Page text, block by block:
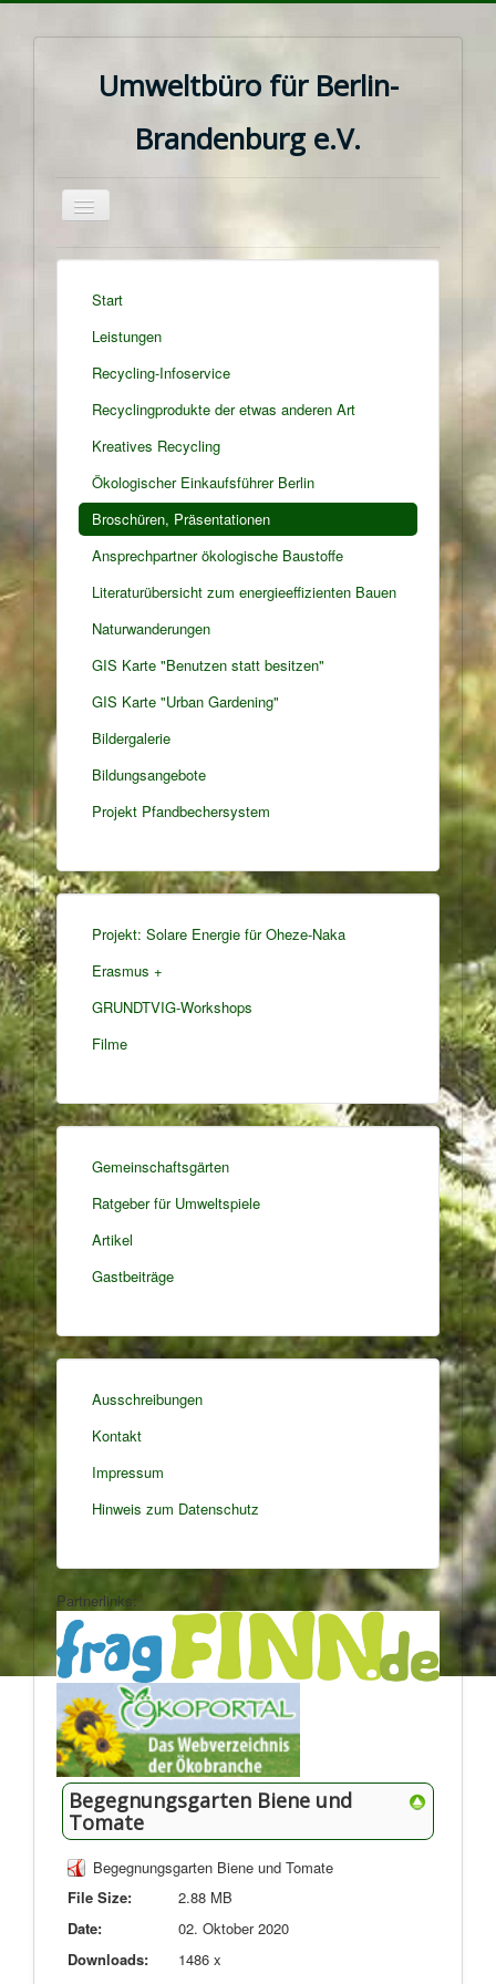
Umweltbüro für Berlin-
Brandenburg e.V.
Navigation
an/aus
Start
Leistungen
Recycling-Infoservice
Recyclingprodukte der etwas anderen Art
Kreatives Recycling
Ökologischer Einkaufsführer Berlin
Broschüren, Präsentationen
Ansprechpartner ökologische Baustoffe
Literaturübersicht zum energieeffizienten Bauen
Naturwanderungen
GIS Karte "Benutzen statt besitzen"
GIS Karte "Urban Gardening"
Bildergalerie
Bildungsangebote
Projekt Pfandbechersystem
Projekt: Solare Energie für Oheze-Naka
Erasmus +
GRUNDTVIG-Workshops
Filme
Gemeinschaftsgärten
Ratgeber für Umweltspiele
Artikel
Gastbeiträge
Ausschreibungen
Kontakt
Impressum
Hinweis zum Datenschutz
Partnerlinks:
Begegnungsgarten Biene und
Tomate
Begegnungsgarten Biene und Tomate
File Size:
2.88 MB
Date:
02. Oktober 2020
Downloads:
1486 x